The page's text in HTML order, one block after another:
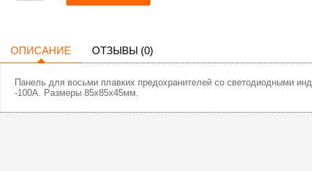
ОПИСАНИЕ ОТЗЫВЫ (0)
Панель для восьми плавких предохранителей со светодиодными
-100А. Размеры 85х85х45мм.